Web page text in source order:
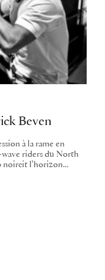
Beven
à la rame en
wave riders du North
noircit l'horizon...